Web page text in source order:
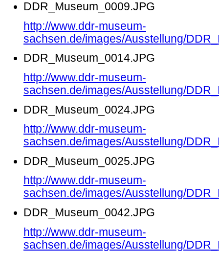
DDR_Museum_0009.JPG
http://www.ddr-museum-
sachsen.de/images/Ausstellung/
DDR_Museum_0014.JPG
http://www.ddr-museum-
sachsen.de/images/Ausstellung/
DDR_Museum_0024.JPG
http://www.ddr-museum-
sachsen.de/images/Ausstellung/
DDR_Museum_0025.JPG
http://www.ddr-museum-
sachsen.de/images/Ausstellung/
DDR_Museum_0042.JPG
http://www.ddr-museum-
sachsen.de/images/Ausstellung/